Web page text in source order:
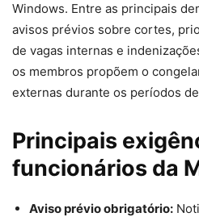
Windows. Entre as principais
avisos prévios sobre cortes,
de vagas internas e
os membros propõem o
externas durante os períodos
Principais
funcionários da
Aviso prévio obrigatório: